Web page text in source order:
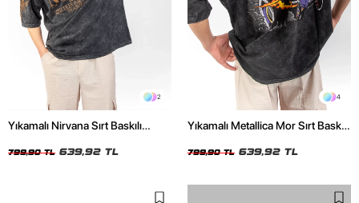
2
Yıkamalı Nirvana Sırt Baskılı
799,90 TL 639,92 TL
4
Yıkamalı Metallica Mor Sırt Baskılı
799,90 TL 639,92 TL